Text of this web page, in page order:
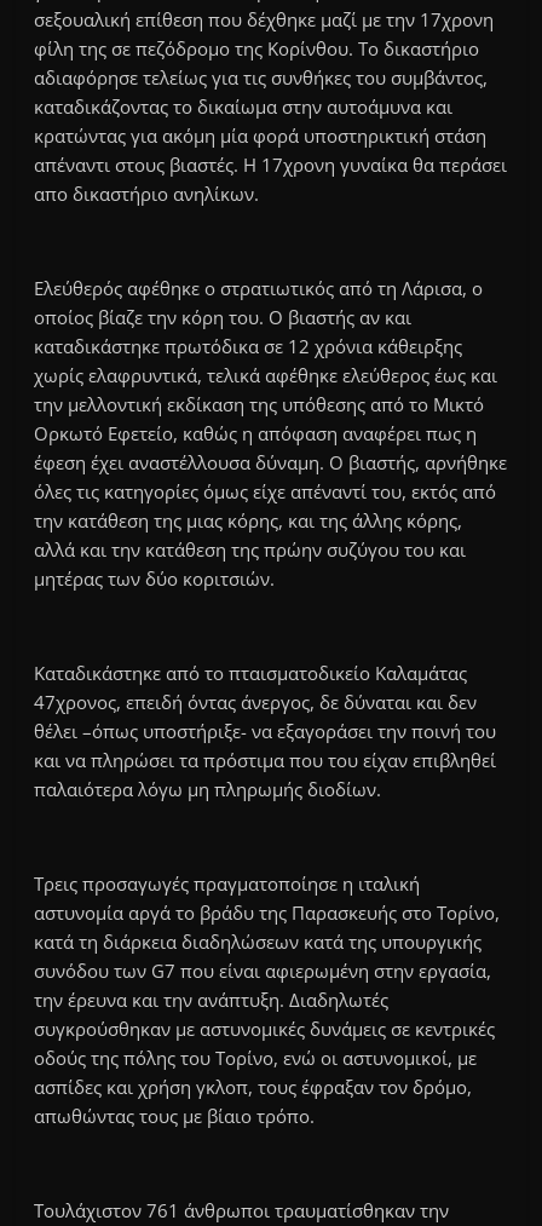
σεξουαλική επίθεση που δέχθηκε μαζί με την 17χρονη
φίλη της σε πεζόδρομο της Κορίνθου. To δικαστήριο
αδιαφόρησε τελείως για τις συνθήκες του συμβάντος,
καταδικάζοντας το δικαίωμα στην αυτοάμυνα και
κρατώντας για ακόμη μία φορά υποστηρικτική στάση
απέναντι στους βιαστές. Η 17χρονη γυναίκα θα περάσει
απο δικαστήριο ανηλίκων.
Ελεύθερός αφέθηκε ο στρατιωτικός από τη Λάρισα, ο
οποίος βίαζε την κόρη του. Ο βιαστής αν και
καταδικάστηκε πρωτόδικα σε 12 χρόνια κάθειρξης
χωρίς ελαφρυντικά, τελικά αφέθηκε ελεύθερος έως και
την μελλοντική εκδίκαση της υπόθεσης από το Μικτό
Ορκωτό Εφετείο, καθώς η απόφαση αναφέρει πως η
έφεση έχει αναστέλλουσα δύναμη. Ο βιαστής, αρνήθηκε
όλες τις κατηγορίες όμως είχε απέναντί του, εκτός από
την κατάθεση της μιας κόρης, και της άλλης κόρης,
αλλά και την κατάθεση της πρώην συζύγου του και
μητέρας των δύο κοριτσιών.
Καταδικάστηκε από το πταισματοδικείο Καλαμάτας
47χρονος, επειδή όντας άνεργος, δε δύναται και δεν
θέλει –όπως υποστήριξε- να εξαγοράσει την ποινή του
και να πληρώσει τα πρόστιμα που του είχαν επιβληθεί
παλαιότερα λόγω μη πληρωμής διοδίων.
Τρεις προσαγωγές πραγματοποίησε η ιταλική
αστυνομία αργά το βράδυ της Παρασκευής στο Τορίνο,
κατά τη διάρκεια διαδηλώσεων κατά της υπουργικής
συνόδου των G7 που είναι αφιερωμένη στην εργασία,
την έρευνα και την ανάπτυξη. Διαδηλωτές
συγκρούσθηκαν με αστυνομικές δυνάμεις σε κεντρικές
οδούς της πόλης του Τορίνο, ενώ οι αστυνομικοί, με
ασπίδες και χρήση γκλοπ, τους έφραξαν τον δρόμο,
απωθώντας τους με βίαιο τρόπο.
Τουλάχιστον 761 άνθρωποι τραυματίσθηκαν την